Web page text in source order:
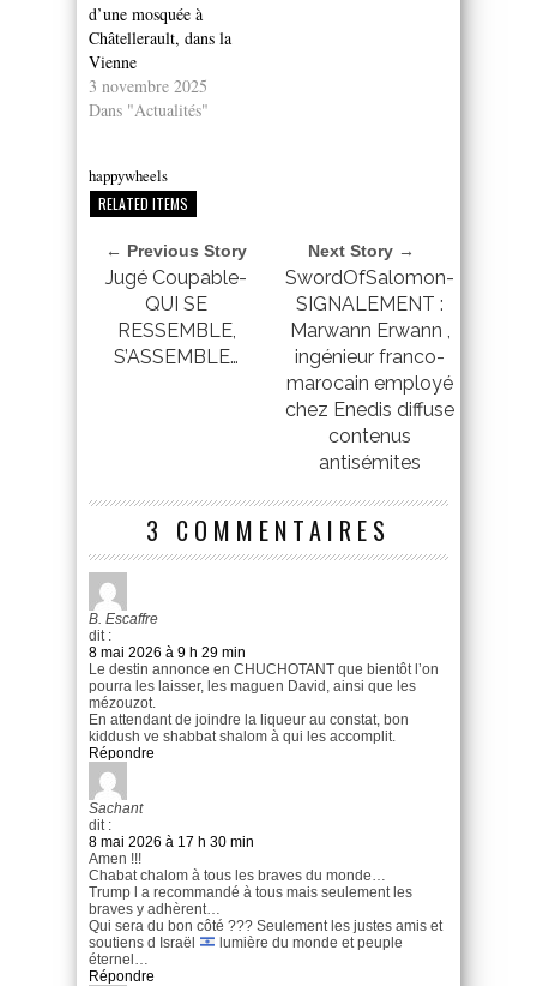
d’une mosquée à
Châtellerault, dans la
Vienne
3 novembre 2025
Dans "Actualités"
happywheels
RELATED ITEMS
← Previous Story
Jugé Coupable-
QUI SE
RESSEMBLE,
S’ASSEMBLE…
Next Story →
SwordOfSalomon-
SIGNALEMENT :
Marwann Erwann ,
ingénieur franco-
marocain employé
chez Enedis diffuse
contenus
antisémites
3 COMMENTAIRES
B. Escaffre
dit :
8 mai 2026 à 9 h 29 min
Le destin annonce en CHUCHOTANT que bientôt l’on
pourra les laisser, les maguen David, ainsi que les
mézouzot.
En attendant de joindre la liqueur au constat, bon
kiddush ve shabbat shalom à qui les accomplit.
Répondre
Sachant
dit :
8 mai 2026 à 17 h 30 min
Amen !!!
Chabat chalom à tous les braves du monde…
Trump l a recommandé à tous mais seulement les
braves y adhèrent…
Qui sera du bon côté ??? Seulement les justes amis et
soutiens d Israël
lumière du monde et peuple
éternel…
Répondre